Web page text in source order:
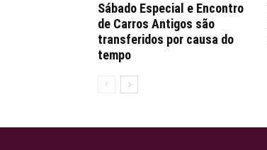
Sábado Especial e Encontro
de Carros Antigos são
transferidos por causa do
tempo